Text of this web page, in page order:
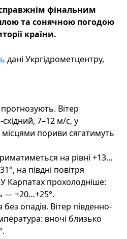
справжнім фінальним
та сонячною погодою
країни.
дані Укргідрометцентру,
Вітер
7–12 м/с, у
місцями пориви сягатимуть
на рівні +13…
на півдні повітря
У Карпатах прохолодніше:
— +20…+25°.
опадів. Вітер південно-
вночі близько